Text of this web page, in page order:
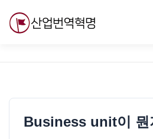
Business unit이 뭔